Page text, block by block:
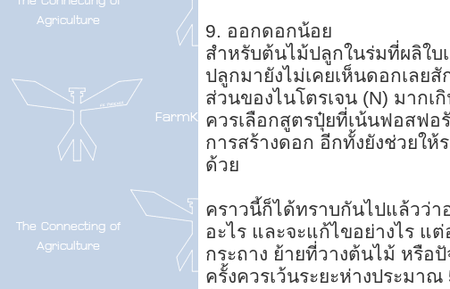
9. ออกดอกน้อย
สำหรับต้นไม้ปลูกในร่มที่ผลิใ
ปลูกมายังไม่เคยเห็นดอกเลย
ส่วนของไนโตรเจน (N) มากเ
ควรเลือกสูตรปุ๋ยที่เน้นฟอสฟอ
การสร้างดอก อีกทั้งยังช่วยใ
ด้วย
คราวนี้ก็ได้ทราบกันไปแล้วว่า
อะไร และจะแก้ไขอย่างไร แ
กระถาง ย้ายที่วางต้นไม้ หรื
ครั้งควรเว้นระยะห่างประมา